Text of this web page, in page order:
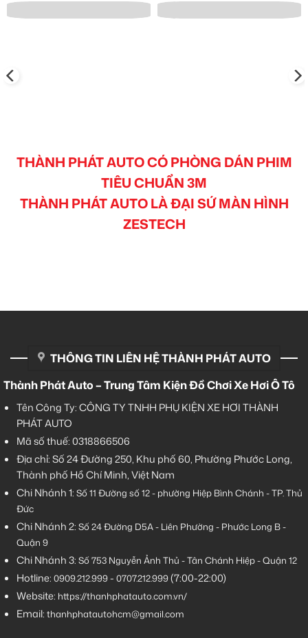
THÀNH PHÁT AUTO CÓ PHÒNG DÁN PHIM
TIÊU CHUẨN 3M
THÀNH PHÁT AUTO LÀ ĐẠI SỨ MÀN HÌNH
ZESTECH
THÔNG TIN LIÊN HỆ THÀNH PHÁT AUTO
Thành Phát Auto – Trung Tâm Kiện Đồ Chơi Xe Hơi Ô Tô
Tên Công Ty: CÔNG TY TNHH PHỤ KIỆN XE HƠI THÀNH
PHÁT AUTO
Mã số thuế: 0318866506
Địa chỉ: Số 24 Đường 250, Khu phố 60, Phường Phước Long,
Thành phố Hồ Chí Minh, Việt Nam
Chi Nhánh 1: Số 11 Đường số 12 - phường Hiệp Bình Chánh - TP. Thủ
Đức
Chi Nhánh 2: Số 24 Đường D5A - Liên Phường - Phước Long B -
Quận 9
Chi Nhánh 3: Số 753Nguyễn Ảnh Thủ - Tân Chánh Hiệp - Quận 12
Hotline: 0909.212.999- 0707.212.999(7:00-22:00)
Website: https://thanhphatauto.com.vn/
Email: thanhphatautohcm@gmail.com